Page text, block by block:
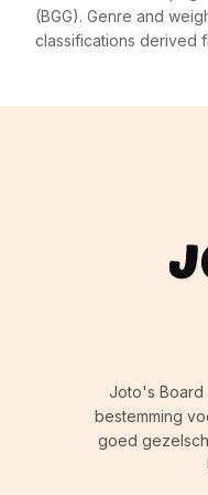
(BGG). Genre and
classifications derived
Joto's Board
bestemming
goed